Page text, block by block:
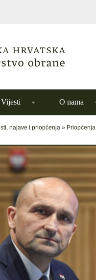
Vijesti O nama
najave i priopćenja » Priopćenja